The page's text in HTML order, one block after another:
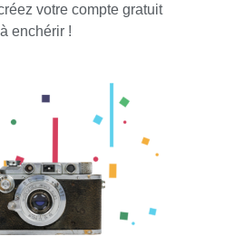
votre compte gratuit
enchérir !